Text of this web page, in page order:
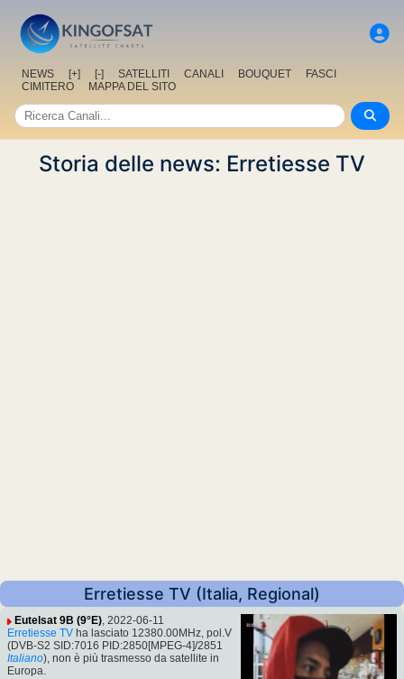
NEWS [+] [-] SATELLITI CANALI BOUQUET
FASCI
CIMITERO
MAPPA DEL SITO
Storia delle news: Erretiesse TV
Erretiesse TV (Italia, Regional)
Eutelsat 9B (9°E), 2022-06-11
Erretiesse TV ha lasciato 12380.00MHz, pol.V
(DVB-S2 SID:7016 PID:2850[MPEG-4]/2851
Italiano), non è più trasmesso da satellite in
Europa.